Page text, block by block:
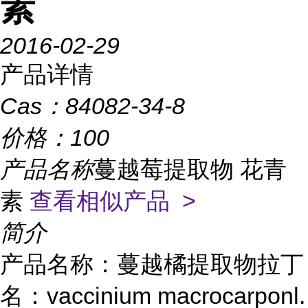
素
2016-02-29
产品详情
Cas： 84082-34-8
价格： 100
产品名称蔓越莓提取物 花青
素 查看相似产品 >
简介
产品名称：蔓越橘提取物拉丁
名：vaccinium macrocarponl.